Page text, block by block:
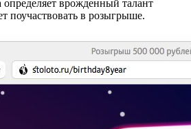
врожденный талант
поучаствовать в розыгрыше.